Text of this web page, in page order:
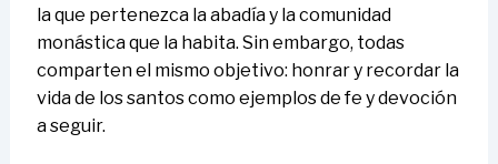
la que pertenezca la abadía y la comunidad
monástica que la habita. Sin embargo, todas
comparten el mismo objetivo: honrar y recordar la
vida de los santos como ejemplos de fe y devoción
a seguir.